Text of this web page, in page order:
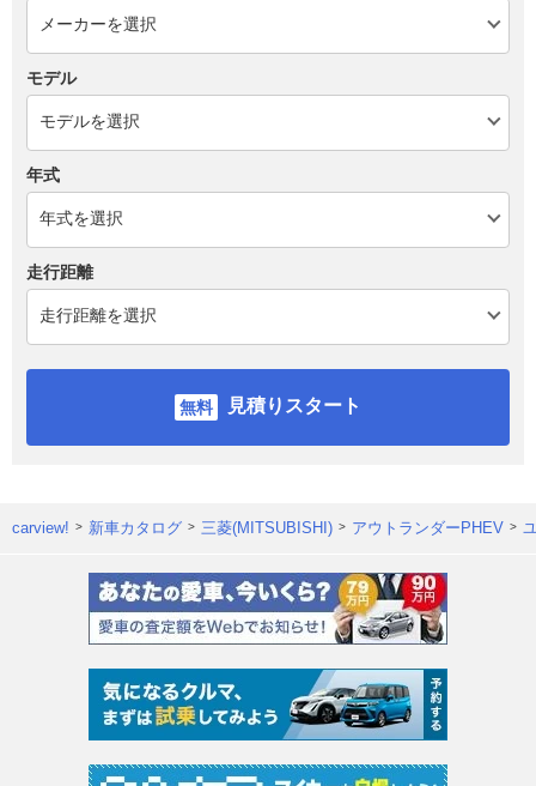
モデル
年式
走行距離
見積りスタート
carview! 新車カタログ 三菱(MITSUBISHI) アウトランダーPHEV